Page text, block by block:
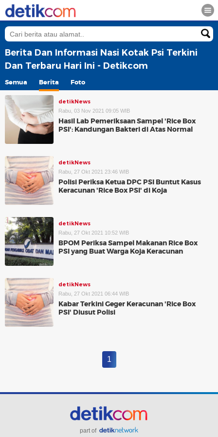
Berita Dan Informasi Nasi Kotak Psi Terkini
Dan Terbaru Hari Ini - Detikcom
Semua Berita Foto
detikNews
Rabu, 03 Nov 2021 09:05 WIB
Hasil Lab Pemeriksaan Sampel 'Rice Box
PSI': Kandungan Bakteri di Atas Normal
detikNews
Rabu, 27 Okt 2021 23:46 WIB
Polisi Periksa Ketua DPC PSI Buntut Kasus
Keracunan 'Rice Box PSI' di Koja
detikNews
Rabu, 27 Okt 2021 10:52 WIB
BPOM Periksa Sampel Makanan Rice Box
PSI yang Buat Warga Koja Keracunan
detikNews
Rabu, 27 Okt 2021 06:44 WIB
Kabar Terkini Geger Keracunan 'Rice Box
PSI' Diusut Polisi
1
part of